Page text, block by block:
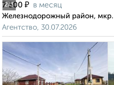
2/3
7 500 ₽ в месяц
Железнодорожный район, мкр.
Агентство, 30.07.2026